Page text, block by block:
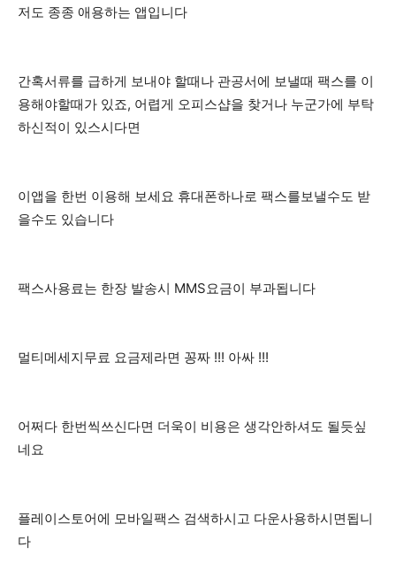
저도 종종 애용하는 앱입니다
간혹서류를 급하게 보내야 할때나 관공서에 보낼때 팩스를 이
용해야할때가 있죠, 어렵게 오피스샵을 찾거나 누군가에 부탁
하신적이 있스시다면
이앱을 한번 이용해 보세요 휴대폰하나로 팩스를보낼수도 받
을수도 있습니다
팩스사용료는 한장 발송시 MMS요금이 부과됩니다
멀티메세지무료 요금제라면 꽁짜 !!! 아싸 !!!
어쩌다 한번씩쓰신다면 더욱이 비용은 생각안하셔도 될듯싶
네요
플레이스토어에 모바일팩스 검색하시고 다운사용하시면됩니
다